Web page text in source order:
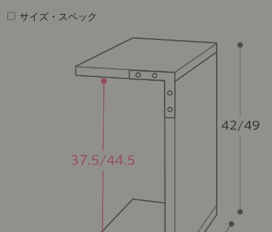
サイズ・スペック